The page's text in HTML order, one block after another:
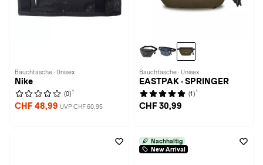
Bauchtasche · Unisex
Nike
(0) 1
CHF 48,99 UVP CHF 60,95
Bauchtasche · Unisex
EASTPAK · SPRINGER
(1) 1
CHF 30,99
Nachhaltig
New Arrival